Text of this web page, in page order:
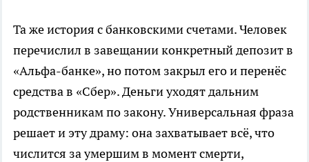
Та же история с банковскими счетами. Человек
перечислил в завещании конкретный депозит в
«Альфа-банке», но потом закрыл его и перенёс
средства в «Сбер». Деньги уходят дальним
родственникам по закону. Универсальная фраза
решает и эту драму: она захватывает всё, что
числится за умершим в момент смерти,